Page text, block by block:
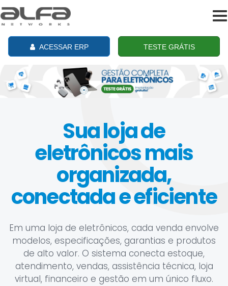
ACESSAR ERP TESTE GRÁTIS
Sua loja de
eletrônicos mais
organizada,
conectada e eficiente
Em uma loja de eletrônicos, cada venda envolve
modelos, especificações, garantias e produtos
de alto valor. O sistema conecta estoque,
atendimento, vendas, assistência técnica, loja
virtual, financeiro e gestão em um único fluxo.